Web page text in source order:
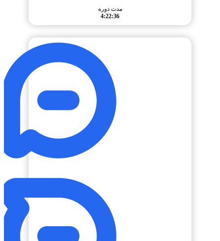
مدت دوره
4:22:36